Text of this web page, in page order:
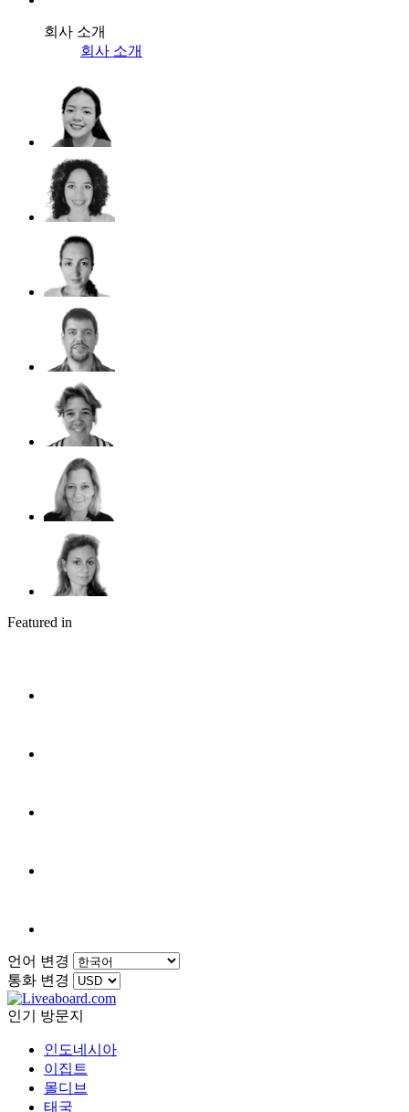
회사 소개
회사 소개
Featured in
언어 변경
통화 변경
인기 방문지
인도네시아
이집트
몰디브
태국